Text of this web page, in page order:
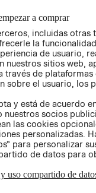
AVISO DE
PRIVACIDAD
GIFT CARD
AVISO DE
a comprar
incluidas otras
la
de usuario,
nuestros sitios web,
de plataformas
sobre el usuario, los
y está de acuerdo
socios
las cookies
personalizadas.
para personalizar
de datos para
uso compartido de